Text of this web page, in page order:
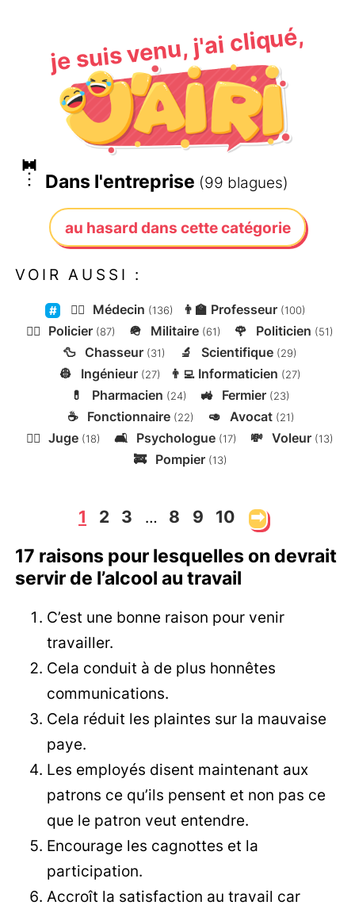
je suis venu, j'ai cliqué,
🤵 Dans l'entreprise (99 blagues)
au hasard dans cette catégorie
VOIR AUSSI :
👨‍⚕️ Médecin (136) 👨‍🏫 Professeur (100)
👮‍♂️ Policier (87) 🪖 Militaire (61) 🌹 Politicien (51)
🦆 Chasseur (31) 🔬 Scientifique (29)
👷 Ingénieur (27) 👨‍💻Informaticien (27)
💊 Pharmacien (24) 🚜 Fermier (23)
☕ Fonctionnaire (22) 🥑 Avocat (21)
👨‍⚖️ Juge (18) 🛋️ Psychologue (17) 💸 Voleur (13)
🚒 Pompier (13)
1 2 3 … 8 9 10 ➡
17 raisons pour lesquelles on devrait
servir de l’alcool au travail
C’est une bonne raison pour venir
travailler.
Cela conduit à de plus honnêtes
communications.
Cela réduit les plaintes sur la mauvaise
paye.
Les employés disent maintenant aux
patrons ce qu’ils pensent et non pas ce
que le patron veut entendre.
Encourage les cagnottes et la
participation.
Accroît la satisfaction au travail car